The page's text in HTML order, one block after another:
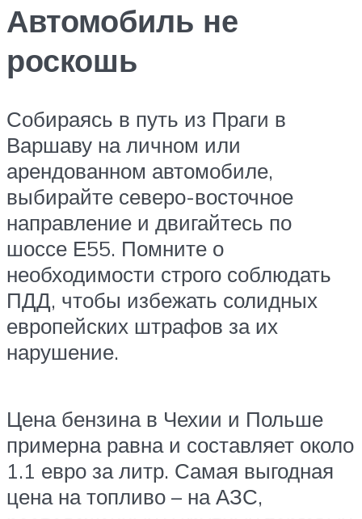
Автомобиль не
роскошь
Собираясь в путь из Праги в
Варшаву на личном или
арендованном автомобиле,
выбирайте северо-восточное
направление и двигайтесь по
шоссе Е55. Помните о
необходимости строго соблюдать
ПДД, чтобы избежать солидных
европейских штрафов за их
нарушение.
Цена бензина в Чехии и Польше
примерна равна и составляет около
1.1 евро за литр. Самая выгодная
цена на топливо – на АЗС,